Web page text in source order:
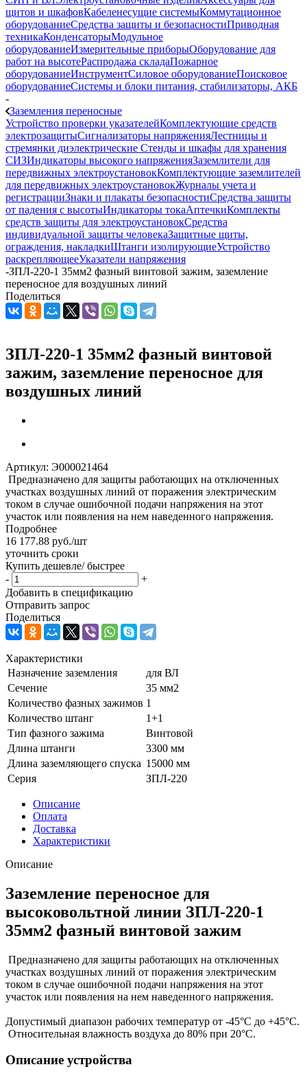
щитов и шкафовКабеленесущие системыКоммутационное
оборудованиеСредства защиты и безопасностиПриводная
техникаКонденсаторыМодульное
оборудованиеИзмерительные приборыОборудование для
работ на высотеРаспродажа складаПожарное
оборудованиеИнструментСиловое оборудованиеПоисковое
оборудованиеСистемы и блоки питания, стабилизаторы, АКБ
-
Заземления переносные
Устройство проверки указателейКомплектующие средств
электрозащитыСигнализаторы напряженияЛестницы и
стремянки диэлектрические Стенды и шкафы для хранения
СИЗИндикаторы высокого напряженияЗаземлители для
передвижных электроустановокКомплектующие заземлителей
для передвижных электроустановокЖурналы учета и
регистрацииЗнаки и плакаты безопасностиСредства защиты
от падения с высотыИндикаторы токаАптечкиКомплекты
средств защиты для электроустановокСредства
индивидуальной защиты человекаЗащитные щиты,
ограждения, накладкиШтанги изолирующиеУстройство
раскрепляющееУказатели напряжения
-ЗПЛ-220-1 35мм2 фазный винтовой зажим, заземление
переносное для воздушных линий
Поделиться
ЗПЛ-220-1 35мм2 фазный винтовой
зажим, заземление переносное для
воздушных линий
Артикул: Э000021464
Предназначено для защиты работающих на отключенных
участках воздушных линий от поражения электрическим
током в случае ошибочной подачи напряжения на этот
участок или появления на нем наведенного напряжения.
Подробнее
16 177.88 руб./шт
уточнить сроки
Купить дешевле/ быстрее
-
+
Добавить в спецификацию
Отправить запрос
Поделиться
Характеристики
Назначение заземления
для ВЛ
Сечение
35 мм2
Количество фазных зажимов 1
Количество штанг
1+1
Тип фазного зажима
Винтовой
Длина штанги
3300 мм
Длина заземляющего спуска 15000 мм
Серия
ЗПЛ-220
Описание
Оплата
Доставка
Характеристики
Описание
Заземление переносное для
высоковольтной линии ЗПЛ-220-1
35мм2 фазный винтовой зажим
Предназначено для защиты работающих на отключенных
участках воздушных линий от поражения электрическим
током в случае ошибочной подачи напряжения на этот
участок или появления на нем наведенного напряжения.
Допустимый диапазон рабочих температур от -45°С до +45°С.
Относительная влажность воздуха до 80% при 20°С.
Описание устройства